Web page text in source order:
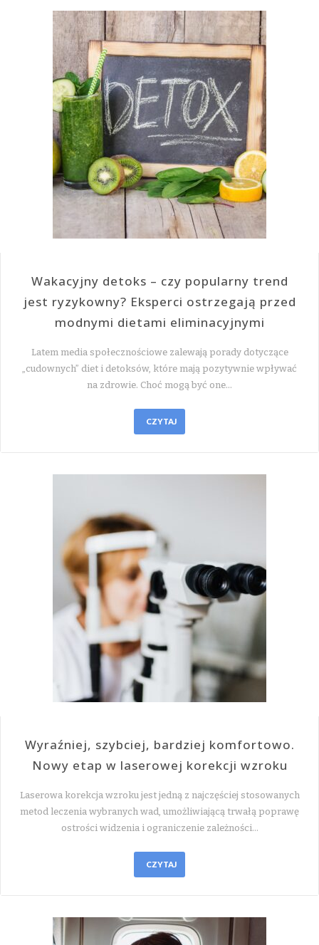
Wakacyjny detoks – czy popularny trend
jest ryzykowny? Eksperci ostrzegają przed
modnymi dietami eliminacyjnymi
Latem media społecznościowe zalewają porady dotyczące
„cudownych” diet i detoksów, które mają pozytywnie wpływać
na zdrowie. Choć mogą być one…
CZYTAJ
Wyraźniej, szybciej, bardziej komfortowo.
Nowy etap w laserowej korekcji wzroku
Laserowa korekcja wzroku jest jedną z najczęściej stosowanych
metod leczenia wybranych wad, umożliwiającą trwałą poprawę
ostrości widzenia i ograniczenie zależności…
CZYTAJ